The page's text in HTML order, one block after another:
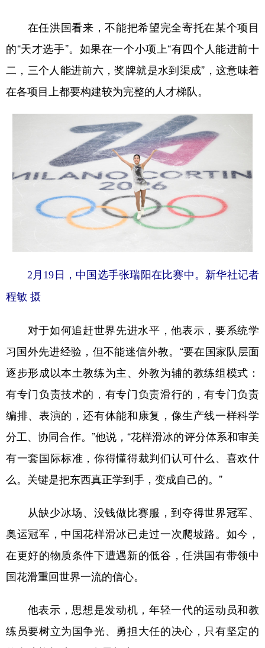
在任洪国看来，不能把希望完全寄托在某个项目
的“天才选手”。如果在一个小项上“有四个人能进前十
二，三个人能进前六，奖牌就是水到渠成”，这意味着
在各项目上都要构建较为完整的人才梯队。
2月19日，中国选手张瑞阳在比赛中。新华社记者
程敏 摄
对于如何追赶世界先进水平，他表示，要系统学
习国外先进经验，但不能迷信外教。“要在国家队层面
逐步形成以本土教练为主、外教为辅的教练组模式：
有专门负责技术的，有专门负责滑行的，有专门负责
编排、表演的，还有体能和康复，像生产线一样科学
分工、协同合作。”他说，“花样滑冰的评分体系和审美
有一套国际标准，你得懂得裁判们认可什么、喜欢什
么。关键是把东西真正学到手，变成自己的。”
从缺少冰场、没钱做比赛服，到夺得世界冠军、
奥运冠军，中国花样滑冰已走过一次爬坡路。如今，
在更好的物质条件下遭遇新的低谷，任洪国有带领中
国花滑重回世界一流的信心。
他表示，思想是发动机，年轻一代的运动员和教
练员要树立为国争光、勇担大任的决心，只有坚定的